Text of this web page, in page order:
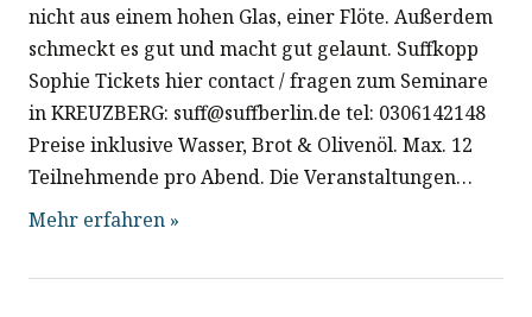
nicht aus einem hohen Glas, einer Flöte. Außerdem
schmeckt es gut und macht gut gelaunt. Suffkopp
Sophie Tickets hier contact / fragen zum Seminare
in KREUZBERG: suff@suffberlin.de tel: 0306142148
Preise inklusive Wasser, Brot & Olivenöl. Max. 12
Teilnehmende pro Abend. Die Veranstaltungen…
Mehr erfahren »